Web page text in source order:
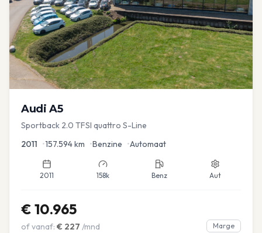
Audi A5
Sportback 2.0 TFSI quattro S-Line
2011 •157.594km •Benzine •Automaat
2011 158k Benz Aut
€ 10.965
of vanaf: € 227 /mnd Marge